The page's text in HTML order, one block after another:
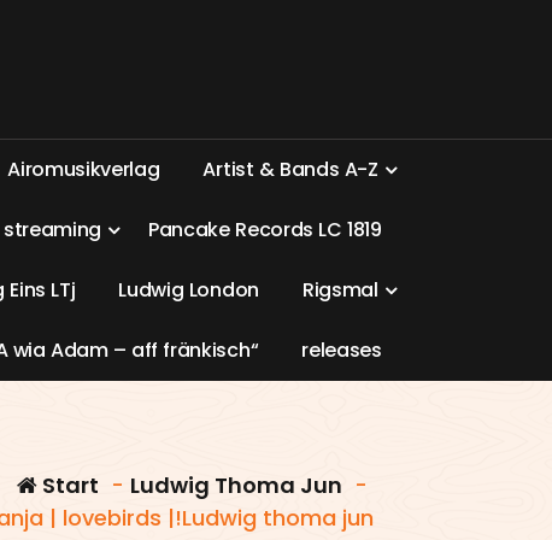
Airomusikverlag Artist & Bands A-Z
streaming Pancake Records LC 1819
Eins LTj Ludwig London Rigsmal
wia Adam – aff fränkisch“ releases
Start - Ludwig Thoma Jun -
| lovebirds |!Ludwig thoma jun